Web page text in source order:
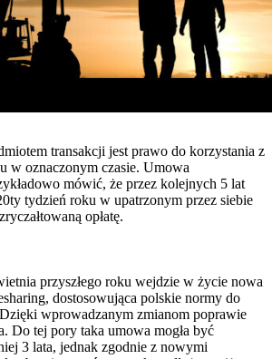
transakcji jest prawo do korzystania z
w oznaczonym czasie. Umowa
mówić, że przez kolejnych 5 lat
tydzień roku w upatrzonym przez siebie
opłatę.
przyszłego roku wejdzie w życie nowa
dostosowująca polskie normy do
wprowadzanym zmianom poprawie
Do tej pory taka umowa mogła być
3 lata, jednak zgodnie z nowymi